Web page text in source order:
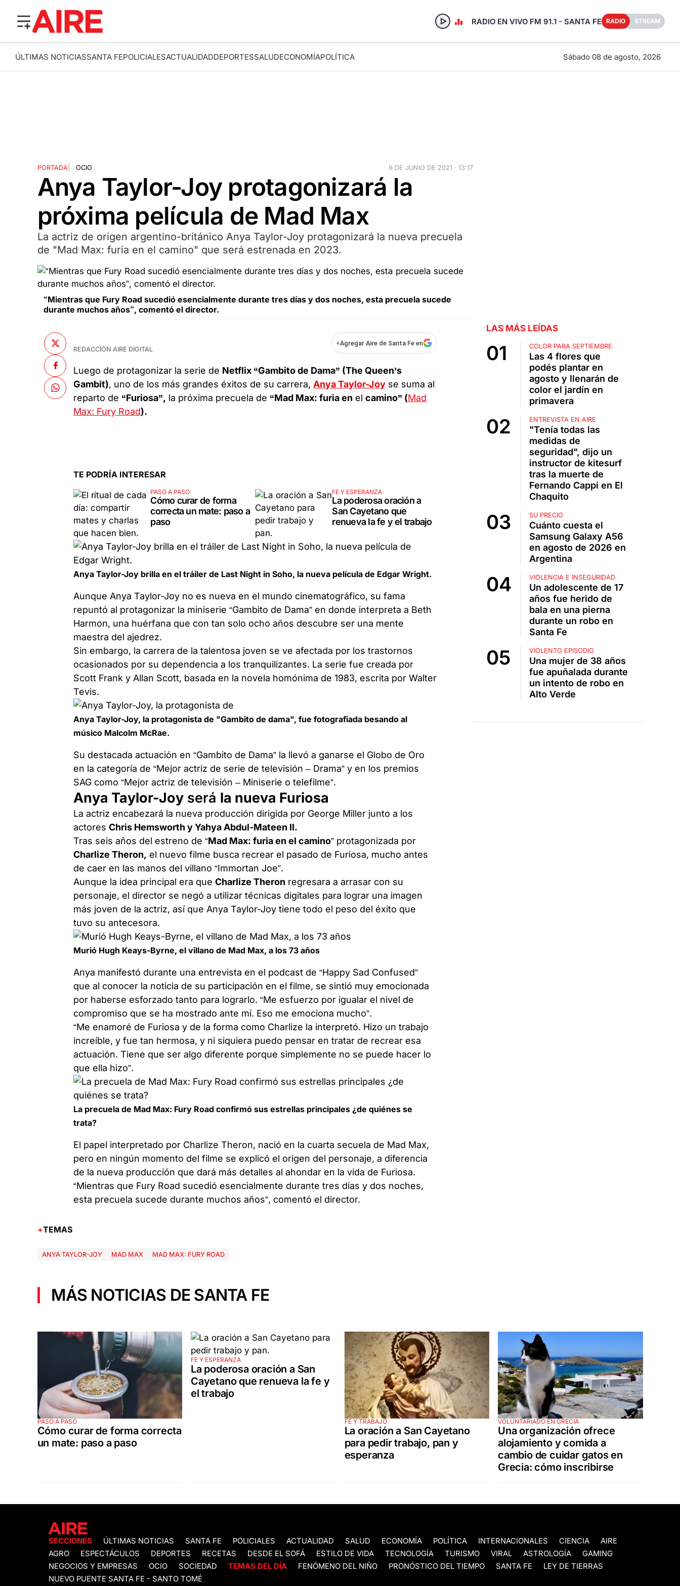
RADIO EN VIVO FM 91.1 - SANTA FE RADIO STREAM
ÚLTIMAS NOTICIASSANTA FEPOLICIALESACTUALIDADDEPORTESSALUDECONOMÍAPOLÍTICA Sábado 08 de agosto, 2026
PORTADA| OCIO 9 DE JUNIO DE 2021 · 13:17
Anya Taylor-Joy protagonizará la
próxima película de Mad Max
La actriz de origen argentino-británico Anya Taylor-Joy protagonizará la nueva precuela
de "Mad Max: furia en el camino" que será estrenada en 2023.
“Mientras que Fury Road sucedió esencialmente durante tres días y dos noches, esta precuela sucede
durante muchos años”, comentó el director.
REDACCIÓN AIRE DIGITAL
+Agregar Aire de Santa Fe en
Luego de protagonizar la serie de Netflix “Gambito de Dama” (The Queen’s
Gambit), uno de los más grandes éxitos de su carrera,Anya Taylor-Joy se suma al
reparto de “Furiosa”, la próxima precuela de “Mad Max: furia en elcamino” (Mad
Max: Fury Road).
TE PODRÍA INTERESAR
PASO A PASO
Cómo curar de forma
correcta un mate: paso a
paso
FE Y ESPERANZA
La poderosa oración a
San Cayetano que
renueva la fe y el trabajo
Anya Taylor-Joy brilla en el tráiler de Last Night in Soho, la nueva película de Edgar Wright.
Aunque Anya Taylor-Joy no es nueva en el mundo cinematográfico, su fama
repuntó al protagonizar la miniserie “Gambito de Dama” en donde interpreta a Beth
Harmon, una huérfana que con tan solo ocho años descubre ser una mente
maestra del ajedrez.
Sin embargo, la carrera de la talentosa joven se ve afectada por los trastornos
ocasionados por su dependencia a los tranquilizantes. La serie fue creada por
Scott Frank y Allan Scott, basada en la novela homónima de 1983, escrita por Walter
Tevis.
Anya Taylor-Joy, la protagonista de "Gambito de dama", fue fotografiada besando al
músico Malcolm McRae.
Su destacada actuación en “Gambito de Dama” la llevó a ganarse el Globo de Oro
en la categoría de “Mejor actriz de serie de televisión – Drama” y en los premios
SAG como “Mejor actriz de televisión – Miniserie o telefilme”.
Anya Taylor-Joy será la nueva Furiosa
La actriz encabezará la nueva producción dirigida por George Miller junto a los
actoresChris Hemsworth y Yahya Abdul-Mateen II.
Tras seis años del estreno de “Mad Max: furia en el camino” protagonizada por
Charlize Theron, el nuevo filme busca recrear el pasado de Furiosa, mucho antes
de caer en las manos del villano “Immortan Joe”.
Aunque la idea principal era queCharlize Theron regresara a arrasar con su
personaje, el director se negó a utilizar técnicas digitales para lograr una imagen
más joven de la actriz, así que Anya Taylor-Joy tiene todo el peso del éxito que
tuvo su antecesora.
Murió Hugh Keays-Byrne, el villano de Mad Max, a los 73 años
Anya manifestó durante una entrevista en el podcast de “Happy Sad Confused”
que al conocer la noticia de su participación en el filme, se sintió muy emocionada
por haberse esforzado tanto para lograrlo. “Me esfuerzo por igualar el nivel de
compromiso que se ha mostrado ante mí. Eso me emociona mucho”.
“Me enamoré de Furiosa y de la forma como Charlize la interpretó. Hizo un trabajo
increíble, y fue tan hermosa, y ni siquiera puedo pensar en tratar de recrear esa
actuación. Tiene que ser algo diferente porque simplemente no se puede hacer lo
que ella hizo”.
La precuela de Mad Max: Fury Road confirmó sus estrellas principales ¿de quiénes se
trata?
El papel interpretado por Charlize Theron, nació en la cuarta secuela de Mad Max,
pero en ningún momento del filme se explicó el origen del personaje, a diferencia
de la nueva producción que dará más detalles al ahondar en la vida de Furiosa.
“Mientras que Fury Road sucedió esencialmente durante tres días y dos noches,
esta precuela sucede durante muchos años”, comentó el director.
LAS MÁS LEÍDAS
COLOR PARA SEPTIEMBRE
Las 4 flores que
podés plantar en
agosto y llenarán de
color el jardín en
primavera
ENTREVISTA EN AIRE
"Tenía todas las
medidas de
seguridad", dijo un
instructor de kitesurf
tras la muerte de
Fernando Cappi en El
Chaquito
SU PRECIO
Cuánto cuesta el
Samsung Galaxy A56
en agosto de 2026 en
Argentina
VIOLENCIA E INSEGURIDAD
Un adolescente de 17
años fue herido de
bala en una pierna
durante un robo en
Santa Fe
VIOLENTO EPISODIO
Una mujer de 38 años
fue apuñalada durante
un intento de robo en
Alto Verde
TEMAS
ANYA TAYLOR-JOY MAD MAX MAD MAX: FURY ROAD
MÁS NOTICIAS DE SANTA FE
PASO A PASO
Cómo curar de forma correcta
un mate: paso a paso
FE Y ESPERANZA
La poderosa oración a San
Cayetano que renueva la fe y
el trabajo
FE Y TRABAJO
La oración a San Cayetano
para pedir trabajo, pan y
esperanza
VOLUNTARIADO EN GRECIA
Una organización ofrece
alojamiento y comida a
cambio de cuidar gatos en
Grecia: cómo inscribirse
SECCIONES ÚLTIMAS NOTICIAS SANTA FE POLICIALES ACTUALIDAD SALUD ECONOMÍA POLÍTICA INTERNACIONALES CIENCIA
AIRE
AGRO
ESPECTÁCULOS DEPORTES RECETAS DESDE EL SOFÁ ESTILO DE VIDA TECNOLOGÍA TURISMO VIRAL ASTROLOGÍA
GAMING
NEGOCIOS Y EMPRESAS
OCIO SOCIEDAD TEMAS DEL DÍA FENÓMENO DEL NIÑO PRONÓSTICO DEL TIEMPO SANTA FE
LEY DE TIERRAS
NUEVO PUENTE SANTA FE - SANTO TOMÉ